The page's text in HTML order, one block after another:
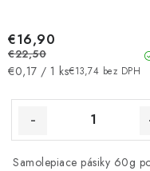
€13,74 bez DPH
€16,90
€22,50
Jednotková
€0,17 / 1 ks
Samolepiace pásiky 60g